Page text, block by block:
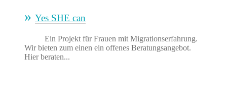
Yes SHE can
Ein Projekt für Frauen mit Migrationserfahrung.
Wir bieten zum einen ein offenes Beratungsangebot.
Hier beraten...